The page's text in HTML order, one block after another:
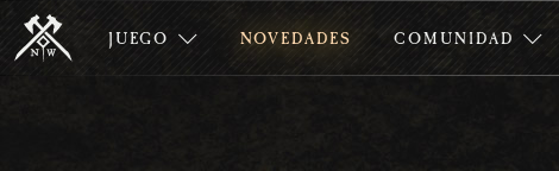
JUEGO NOVEDADES COMUNIDAD